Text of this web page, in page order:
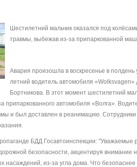
Шестилетний мальчик оказался под
травмы, выбежав из-за припаркованной
Авария произошла в воскресенье в
летний водитель автомобиля
Бортникова. В этот момент шестилетний
припаркованного автомобиля «Волга».
и был доставлен в реанимацию.
БДД Госавтоинспекции: "Уважаемые
безопасности, акцентируя
насаждений, из-за угла дома. Что